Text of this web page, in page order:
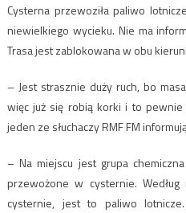
Cysterna przewoziła paliwo
niewielkiego wycieku. Nie ma
Trasa jest zablokowana w obu
– Jest strasznie duży ruch, bo
więc już się robią korki i to pewnie
jeden ze słuchaczy RMF FM
– Na miejscu jest grupa
przewożone w cysternie.
cysternie, jest to paliwo